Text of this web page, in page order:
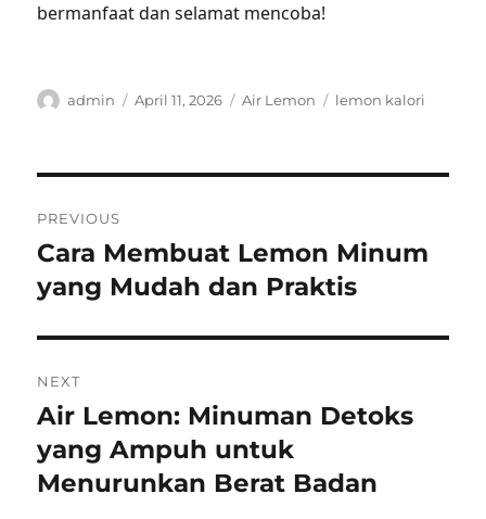
bermanfaat dan selamat mencoba!
Author
admin
Posted
April 11, 2026 Categories
Air Lemon Tags
lemon kalori
navigation
PREVIOUS
Previous
post:
Cara Membuat Lemon Minum
yang Mudah dan Praktis
NEXT
Next
post:
Air Lemon: Minuman Detoks
yang Ampuh untuk
Menurunkan Berat Badan